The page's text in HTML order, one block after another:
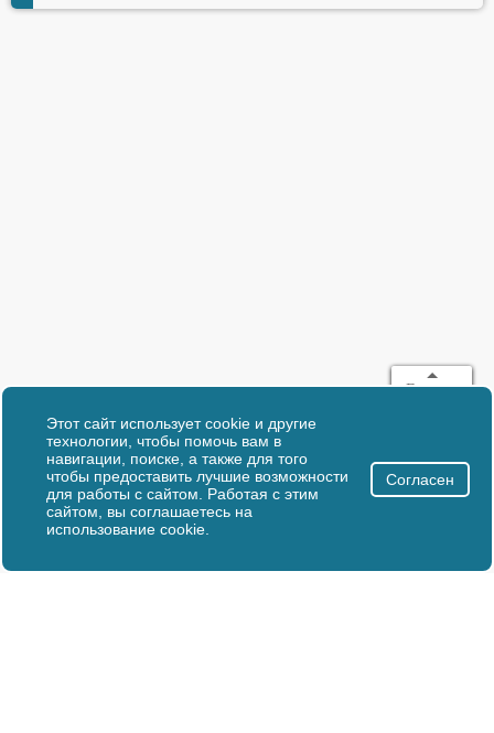
Вверх
Этот сайт использует cookie и другие
технологии, чтобы помочь вам в
навигации, поиске, а также для того
чтобы предоставить лучшие возможности
для работы с сайтом. Работая с этим
сайтом, вы соглашаетесь на
использование cookie.
Согласен